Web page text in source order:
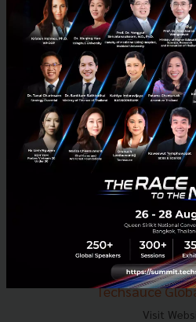
E-mail :
Tel : 02-
Mobile : 06-
Techsauce
About
Techsauce
Privacy
ส่งบทคว
Techsauce
Visit